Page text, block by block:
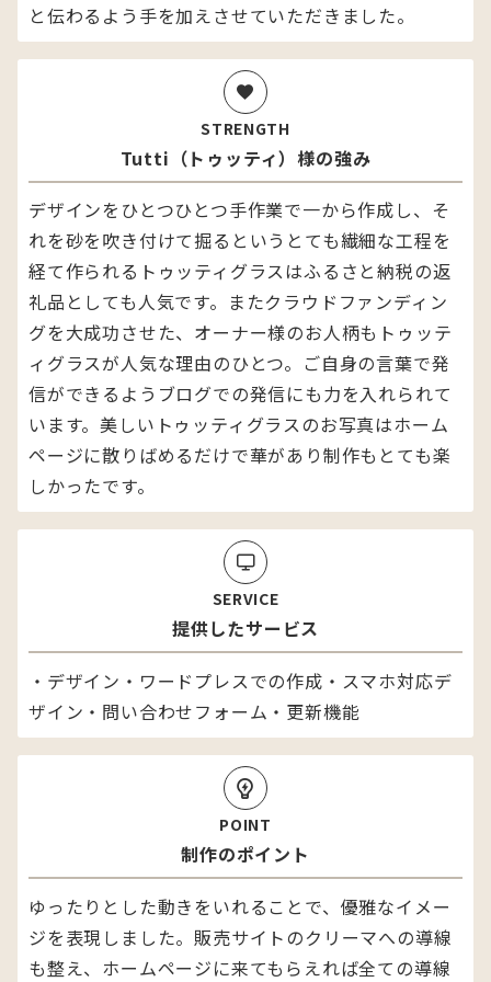
と伝わるよう手を加えさせていただきました。
STRENGTH
Tutti（トゥッティ）様の強み
デザインをひとつひとつ手作業で一から作成し、そ
れを砂を吹き付けて掘るというとても繊細な工程を
経て作られるトゥッティグラスはふるさと納税の返
礼品としても人気です。またクラウドファンディン
グを大成功させた、オーナー様のお人柄もトゥッテ
ィグラスが人気な理由のひとつ。ご自身の言葉で発
信ができるようブログでの発信にも力を入れられて
います。美しいトゥッティグラスのお写真はホーム
ページに散りばめるだけで華があり制作もとても楽
しかったです。
SERVICE
提供したサービス
・デザイン・ワードプレスでの作成・スマホ対応デ
ザイン・問い合わせフォーム・更新機能
POINT
制作のポイント
ゆったりとした動きをいれることで、優雅なイメー
ジを表現しました。販売サイトのクリーマへの導線
も整え、ホームページに来てもらえれば全ての導線